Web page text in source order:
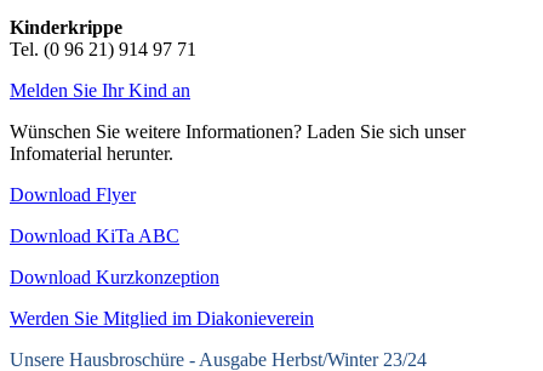
Kinderkrippe
Tel. (0 96 21) 914 97 71
Melden Sie Ihr Kind an
Wünschen Sie weitere Informationen? Laden Sie sich unser
Infomaterial herunter.
Download Flyer
Download KiTa ABC
Download Kurzkonzeption
Werden Sie Mitglied im Diakonieverein
Unsere Hausbroschüre - Ausgabe Herbst/Winter 23/24